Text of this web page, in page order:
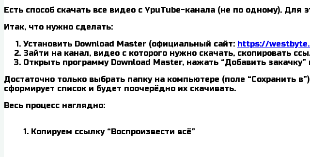
Есть способ скачать все видео с YpuTube-канала (не по одному). Для
Итак, что нужно сделать:
Установить Download Master (официальный сайт: https://
Зайти на канал, видео с которого нужно скачать, скопировать
Открыть программу Download Master, нажать “Добавить закачку”
Достаточно только выбрать папку на компьютере (поле “Сохранить
сформирует список и будет поочерёдно их скачивать.
Весь процесс наглядно:
1. Копируем ссылку “Воспроизвести всё”